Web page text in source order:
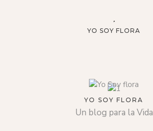
YO SOY FLORA
YO SOY FLORA
Un blog para la Vida